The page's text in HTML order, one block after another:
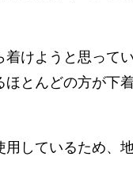
着けようと思って
とんどの方が下
用しているため、